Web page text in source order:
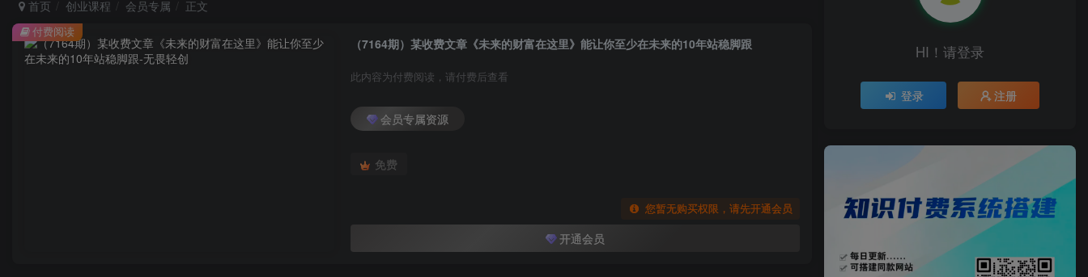
首页 创业课程 会员专属 正文
（7164期）某收费文章《未来的财富在这里》能让你至少在未来的10年站稳脚跟
此内容为付费阅读，请付费后查看
会员专属资源
免费
您暂无购买权限，请先开通会员
开通会员
付费阅读
HI！请登录
登录 注册